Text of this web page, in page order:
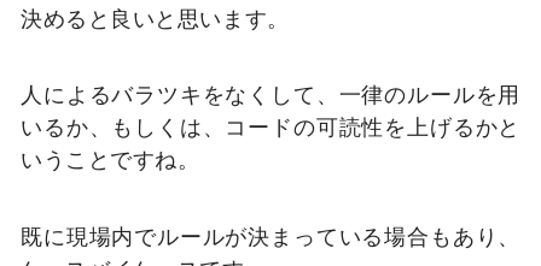
決めると良いと思います。
人によるバラツキをなくして、一律のルールを用
いるか、もしくは、コードの可読性を上げるかと
いうことですね。
既に現場内でルールが決まっている場合もあり、